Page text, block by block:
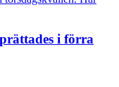
i förra